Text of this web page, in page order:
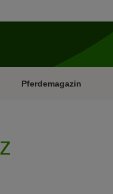
Pferdemagazin